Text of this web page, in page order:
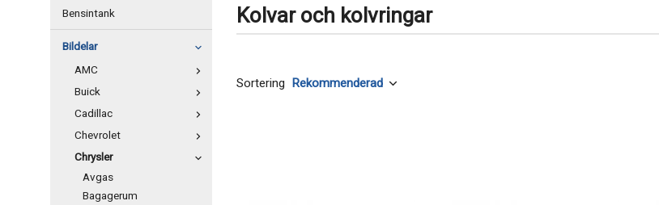
Bensintank
Bildelar
AMC
Buick
Cadillac
Chevrolet
Chrysler
Avgas
Bagagerum
Kolvar och kolvringar
Sortering